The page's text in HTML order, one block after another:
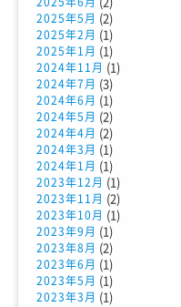
2025年5月 (2)
2025年2月 (1)
2025年1月 (1)
2024年11月 (1)
2024年7月 (3)
2024年6月 (1)
2024年5月 (2)
2024年4月 (2)
2024年3月 (1)
2024年1月 (1)
2023年12月 (1)
2023年11月 (2)
2023年10月 (1)
2023年9月 (1)
2023年8月 (2)
2023年6月 (1)
2023年5月 (1)
2023年3月 (1)